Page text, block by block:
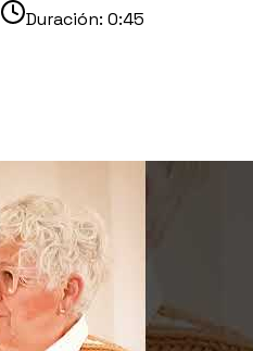
Duración: 0:45